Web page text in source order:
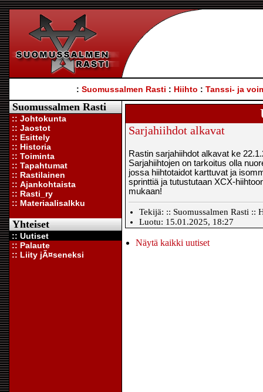
: Suomussalmen Rasti : Hiihto : Tanssi- ja
Suomussalmen Rasti
:: Johtokunta
:: Jaostot
:: Esittely
:: Historia
:: Toiminta
:: Tapahtumat
:: Rastilainen
:: Ajankohtaista
:: Rasti_ry
:: Materiaalisalkku
Yhteiset
:: Uutiset
:: Palaute
:: Liity jÃ¤seneksi
Sarjahiihdot alkavat
Rastin sarjahiihdot alkavat ke
Sarjahiihtojen on tarkoitus olla
jossa hiihtotaidot karttuvat ja
sprinttiä ja tutustutaan XCX-
mukaan!
Tekijä: :: Suomussalmen Rasti ::
Luotu: 15.01.2025, 18:27
Näytä kaikki uutiset